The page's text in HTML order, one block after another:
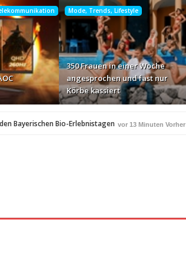
Mode, Trends, Lifestyle
350 Frauen in einer Woche
angesprochen und fast nur
Körbe kassiert
Bayerischen Bio-Erlebnistagen vor 13 Minuten Vorher
KI-generierter Kurzvideo-Unterhaltung